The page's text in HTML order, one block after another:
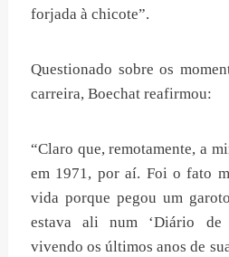
forjada à chicote”.
Questionado sobre os
carreira, Boechat reafirmou:
“Claro que, remotamente, a
em 1971, por aí. Foi o fato
vida porque pegou um
estava ali num ‘Diário de
vivendo os últimos anos de